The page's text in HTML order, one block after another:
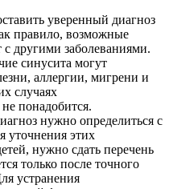
уверенный диагноз
правило, возможные
другими заболеваниями.
синусита могут
аллергии, мигрени и
случаях
понадобится.
нужно определиться с
уточнения этих
нужно сдать перечень
только после точного
устранения